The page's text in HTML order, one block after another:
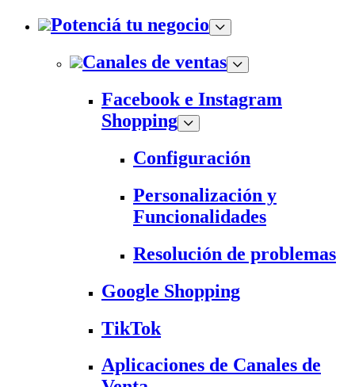
Potenciá tu negocio
Canales de ventas
Facebook e Instagram
Shopping
Configuración
Personalización y
Funcionalidades
Resolución de problemas
Google Shopping
TikTok
Aplicaciones de Canales de